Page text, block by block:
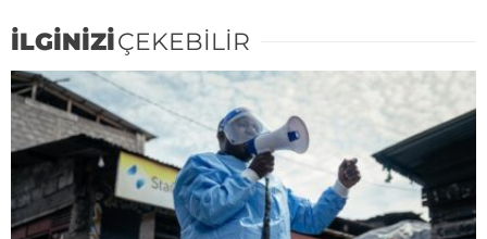
İLGİNİZİÇEKEBİLİR